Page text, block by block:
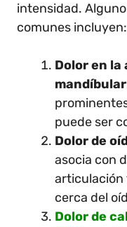
intensidad.
comunes incluyen:
Dolor en
puede ser
Dolor de
asocia con
articulación
cerca del
Dolor de